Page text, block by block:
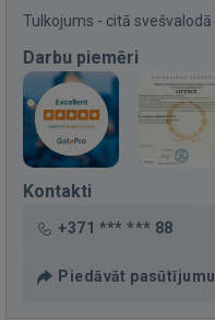
Tulkojums - citā svešvalodā
Darbu piemēri
Kontakti
+371 *** *** 88
Piedāvāt pasūtījumu